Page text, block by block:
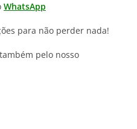
WhatsApp
para não perder nada!
pelo nosso